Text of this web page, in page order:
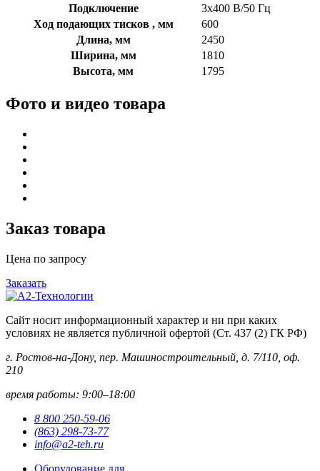
Подключение
3х400 В/50 Гц
Ход подающих тисков , мм
600
Длина, мм
2450
Ширина, мм
1810
Высота, мм
1795
Фото и видео товара
Заказ товара
Цена по запросу
Заказать
Сайт носит информационный характер и ни при каких
условиях не является публичной офертой (Ст. 437 (2) ГК РФ)
г. Ростов-на-Дону, пер. Машиностроительный, д. 7/110, оф.
210
время работы: 9:00–18:00
8 800 250-59-06
(863) 298-73-77
info@a2-teh.ru
Оборудование для